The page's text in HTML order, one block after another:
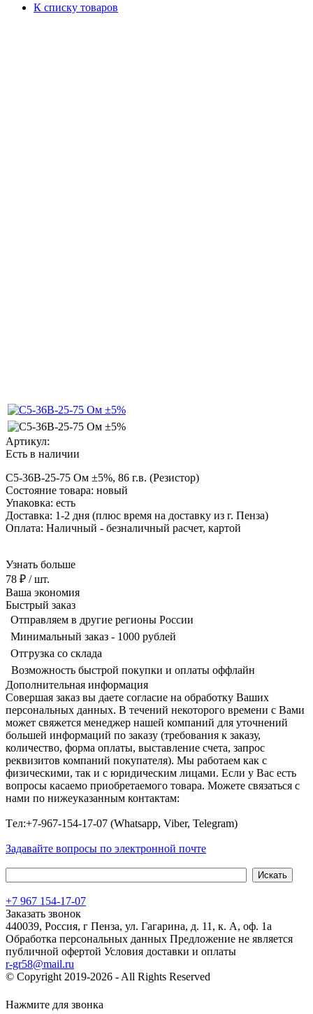
К списку товаров
Артикул:
Есть в наличии
С5-36В-25-75 Ом ±5%, 86 г.в. (Резистор)
Состояние товара: новый
Упаковка: есть
Доставка: 1-2 дня (плюс время на доставку из г. Пенза)
Оплата: Наличный - безналичный расчет, картой
Узнать больше
78 ₽ / шт.
Ваша экономия
Быстрый заказ
Отправляем в другие регионы России
Минимальный заказ - 1000 рублей
Отгрузка со склада
Возможность быстрой покупки и оплаты оффлайн
Дополнительная информация
Совершая заказ вы даете согласие на обработку Ваших
персональных данных. В течений некоторого времени с Вами
может свяжется менеджер нашей компаний для уточнений
большей информаций по заказу (требования к заказу,
количество, форма оплаты, выставление счета, запрос
реквизитов компаний покупателя). Мы работаем как с
физическими, так и с юридическим лицами. Если у Вас есть
вопросы касаемо приобретаемого товара. Можете связаться с
нами по нижеуказанным контактам:
Tел:+7-967-154-17-07 (Whatsapp, Viber, Telegram)
Задавайте вопросы по электронной почте
+7 967 154-17-07
Заказать звонок
440039, Россия, г Пенза, ул. Гагарина, д. 11, к. А, оф. 1а
Обработка персональных данных Предложение не является
публичной офертой Условия доставки и оплаты
r-gr58@mail.ru
© Copyright 2019-2026 - All Rights Reserved
Нажмите для звонка